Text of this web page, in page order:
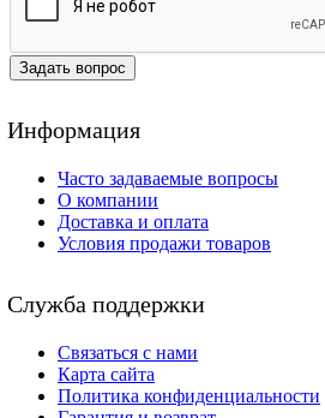
Задать вопрос
Информация
Часто задаваемые вопросы
О компании
Доставка и оплата
Условия продажи товаров
Служба поддержки
Связаться с нами
Карта сайта
Политика конфиденциальности